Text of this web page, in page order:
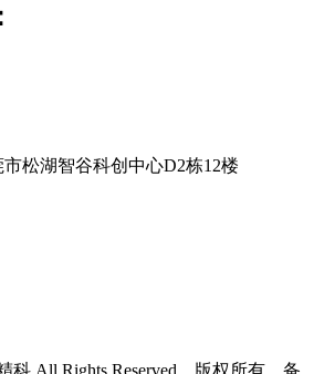
松湖智谷科创中心D2栋12楼
科 All Rights Reserved 版权所有 备